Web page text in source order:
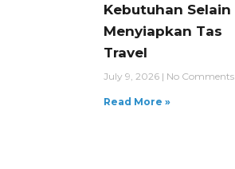
Kebutuhan Selain
Menyiapkan Tas
Travel
July 9, 2026 No Comments
Read More »